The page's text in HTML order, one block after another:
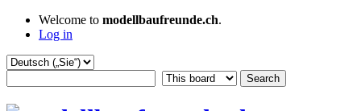
Welcome to modellbaufreunde.ch.
Log in